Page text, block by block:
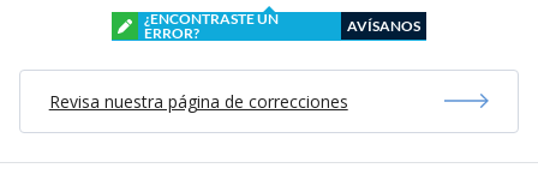
¿ENCONTRASTE UN
ERROR?
AVÍSANOS
Revisa nuestra página de correcciones